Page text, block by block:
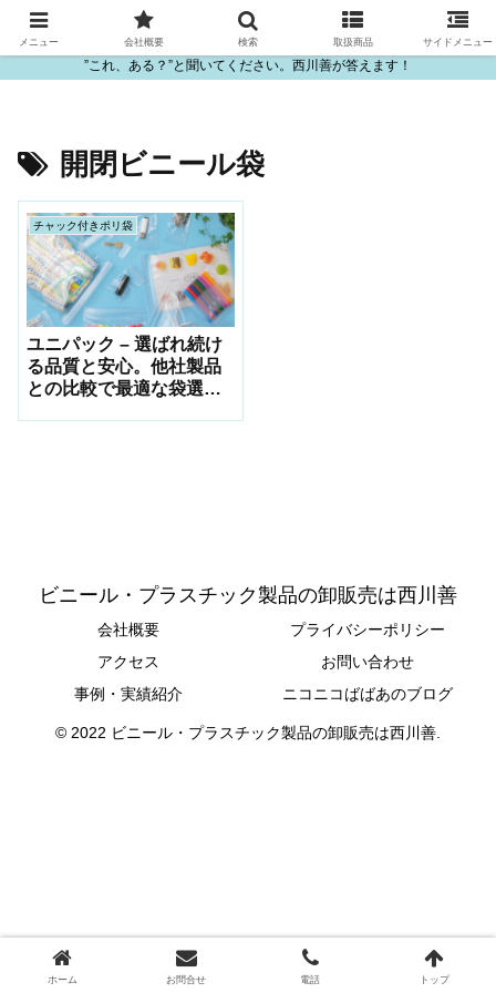
ビニール・プラスチック製品の卸販売は西川善
”これ、ある？”と聞いてください。西川善が答えます！
開閉ビニール袋
チャック付きポリ袋
ユニパック – 選ばれ続け
る品質と安心。他社製品
との比較で最適な袋選び
ビニール・プラスチック製品の卸販売は西川善
会社概要
プライバシーポリシー
アクセス
お問い合わせ
事例・実績紹介
ニコニコばばあのブログ
© 2022 ビニール・プラスチック製品の卸販売は西川善.
メニュー 会社概要 検索 取扱商品 サイドメニュー
ホーム お問合せ 電話 トップ